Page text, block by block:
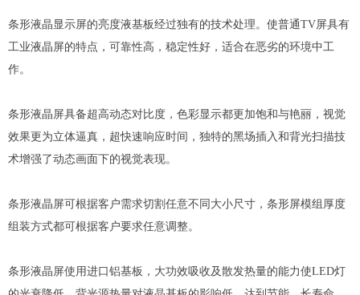
条形液晶显示屏的亮度液基板经过独有的技术处理。使普通TV屏具有
工业液晶屏的特点，可靠性高，稳定性好，适合在恶劣的环境中工
作。
条形液晶屏具备超高动态对比度，色彩显示都更加饱和与艳丽，视觉
效果更为立体逼真，超快速响应时间，独特的黑场插入和背光扫描技
术增强了动态画面下的视觉表现。
条形液晶屏可根据客户需求切割任意不同大小尺寸，条形屏模组厚度
组装方式都可根据客户要求任意调整。
条形液晶屏使用进口铝基板，大功效吸收及散发热量的能力使LED灯